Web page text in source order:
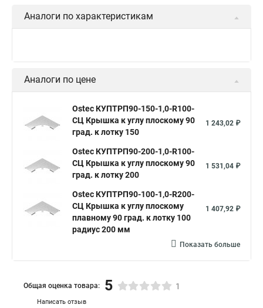
Аналоги по характеристикам
Аналоги по цене
Ostec КУПТРП90-150-1,0-R100-
СЦ Крышка к углу плоскому 90
град. к лотку 150
1 243,02 ₽
Ostec КУПТРП90-200-1,0-R100-
СЦ Крышка к углу плоскому 90
град. к лотку 200
1 531,04 ₽
Ostec КУПТРП90-100-1,0-R200-
СЦ Крышка к углу плоскому
плавному 90 град. к лотку 100
радиус 200 мм
1 407,92 ₽
Показать больше
Написать отзыв
Общая оценка товара: 5 1